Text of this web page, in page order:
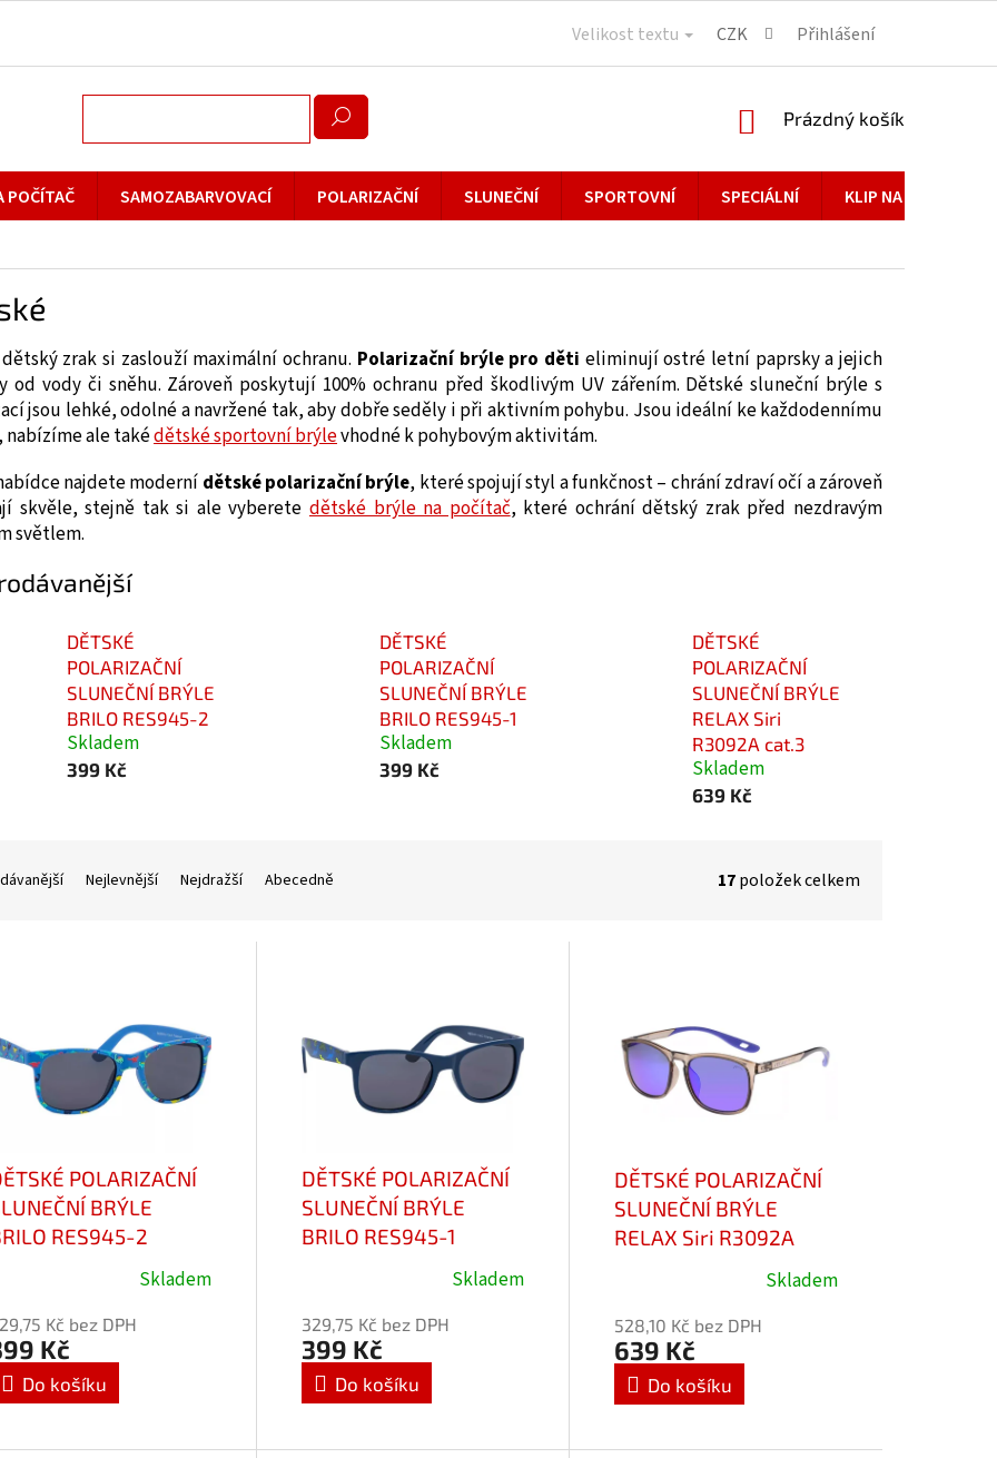
Velikost textu CZK Přihlášení
NÁKUPNÍ
Prázdný košík
POČÍTAČ SAMOZABARVOVACÍ POLARIZAČNÍ SLUNEČNÍ SPORTOVNÍ SPECIÁLNÍ KLIP NA BRÝLE
zrak si zaslouží maximální ochranu. Polarizační brýle pro děti eliminují ostré letní paprsky a jejich
od vody či sněhu. Zároveň poskytují 100% ochranu před škodlivým UV zářením. Dětské sluneční brýle s
jsou lehké, odolné a navržené tak, aby dobře seděly i při aktivním pohybu. Jsou ideální ke každodennímu
nabízíme ale takédětské sportovní brýlevhodné k pohybovým aktivitám.
najdete moderní dětské polarizační brýle, které spojují styl a funkčnost – chrání zdraví očí a zároveň
skvěle, stejně tak si ale vyberete dětské brýle na počítač, které ochrání dětský zrak před nezdravým
světlem.
DĚTSKÉ
POLARIZAČNÍ
SLUNEČNÍ BRÝLE
BRILO RES945-2
Skladem
399 Kč
DĚTSKÉ
POLARIZAČNÍ
SLUNEČNÍ BRÝLE
BRILO RES945-1
Skladem
399 Kč
DĚTSKÉ
POLARIZAČNÍ
SLUNEČNÍ BRÝLE
RELAX Siri
R3092A cat.3
Skladem
639 Kč
Nejlevnější Nejdražší Abecedně 17položek celkem
POLARIZAČNÍ
BRÝLE
RES945-2
5,0
Skladem
Kč bez DPH
Kč
Do košíku
DĚTSKÉ POLARIZAČNÍ
SLUNEČNÍ BRÝLE
BRILO RES945-1
produktu
je
5,0
z
Skladem
329,75 Kč bez DPH
399 Kč
Do košíku
DĚTSKÉ POLARIZAČNÍ
SLUNEČNÍ BRÝLE
RELAX Siri R3092A
produktu
je
5,0
z
Skladem
528,10 Kč bez DPH
639 Kč
Do košíku